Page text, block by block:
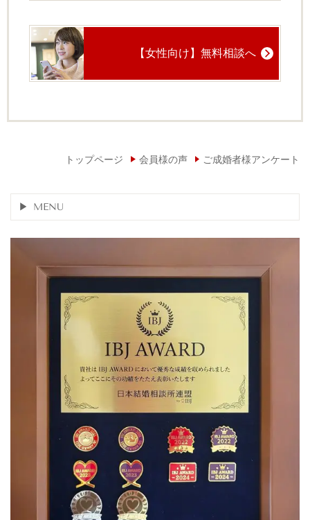
【女性向け】無料相談へ
トップページ 会員様の声 ご成婚者様アンケート
MENU